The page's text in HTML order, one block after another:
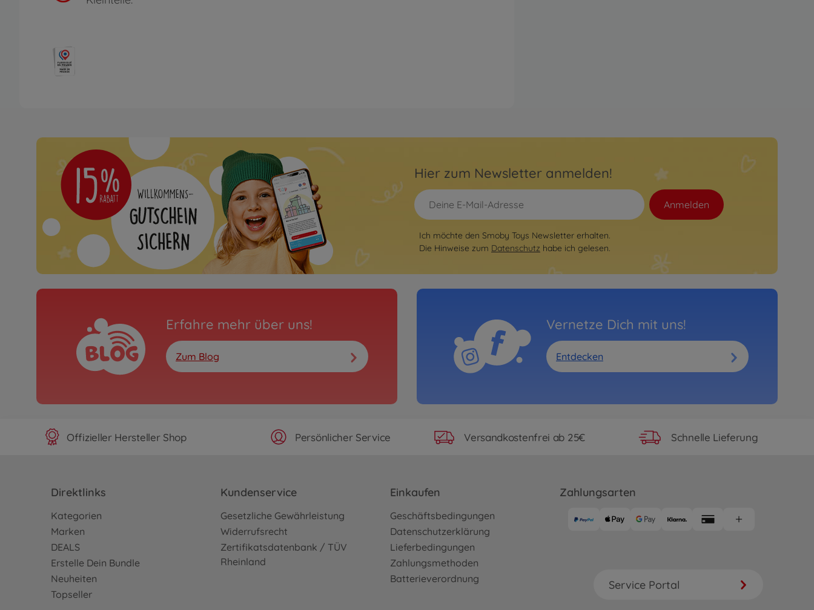
Hier zum Newsletter anmelden!
Anmelden
Ich möchte den Smoby Toys Newsletter erhalten.
Die Hinweise zum Datenschutz habe ich gelesen.
Erfahre mehr über uns!
Zum Blog
Vernetze Dich mit uns!
Entdecken
Offizieller Hersteller Shop Persönlicher Service Versandkostenfrei ab 25€ Schnelle Lieferung
Direktlinks
Kategorien
Marken
DEALS
Erstelle Dein Bundle
Neuheiten
Topseller
Kundenservice
Gesetzliche Gewährleistung
Widerrufsrecht
Zertifikatsdatenbank / TÜV
Rheinland
Einkaufen
Geschäftsbedingungen
Datenschutzerklärung
Lieferbedingungen
Zahlungsmethoden
Batterieverordnung
Zahlungsarten
Service Portal